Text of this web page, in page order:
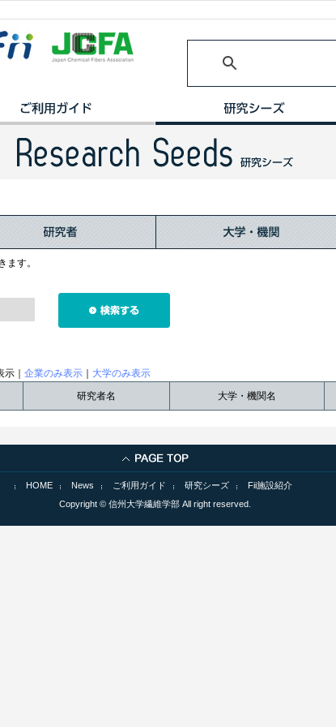
ます。
｜ 企業のみ表示
大学のみ表示
研究者名 大学・機関名
HOME News ご利用ガイド 研究シーズ
Fii施設紹介
Copyright © 信州大学繊維学部 All right reserved.